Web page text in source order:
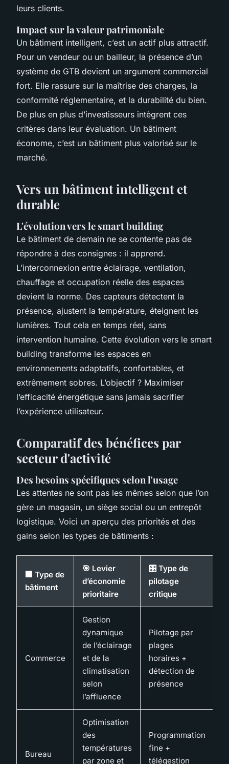
leurs clients.
Impact sur la valeur patrimoniale
Un bâtiment intelligent, c’est un actif plus attractif.
Pour un vendeur ou un bailleur, la présence d’un
système de GTB devient un argument commercial
fort. Elle rassure sur la maîtrise des charges, la
conformité réglementaire, et la durabilité du bien.
De plus en plus d’investisseurs intègrent ces
critères dans leur évaluation. Un bâtiment
économe, c’est un bâtiment plus valorisé sur le
marché.
Vers un bâtiment intelligent et
durable
L'évolution vers le smart building
Le bâtiment de demain ne se contente pas de
répondre à des consignes : il apprend.
L’interconnexion entre éclairage, ventilation,
chauffage et occupation réelle des espaces
devient la norme. Des capteurs détectent la
présence, ajustent la température, éteignent les
lumières. Tout cela en temps réel, sans
intervention humaine. Cette évolution vers le smart
building transforme les espaces en
environnements adaptatifs, confortables, et
extrêmement sobres. L’objectif ? Maximiser
l’efficacité énergétique sans jamais sacrifier
l’expérience utilisateur.
Comparatif des bénéfices par
secteur d'activité
Des besoins spécifiques selon l'usage
Les attentes ne sont pas les mêmes selon que l’on
gère un magasin, un siège social ou un entrepôt
logistique. Voici un aperçu des priorités et des
gains selon les types de bâtiments :
🏢 Type de
bâtiment
🎯 Levier
d’économie
prioritaire
🎛️ Type de
pilotage
critique
Commerce
Gestion
dynamique
de l’éclairage
et de la
climatisation
selon
l’affluence
Pilotage par
plages
horaires +
détection de
présence
Bureau
Optimisation
des
températures
par zone et
Programmation
fine +
télégestion